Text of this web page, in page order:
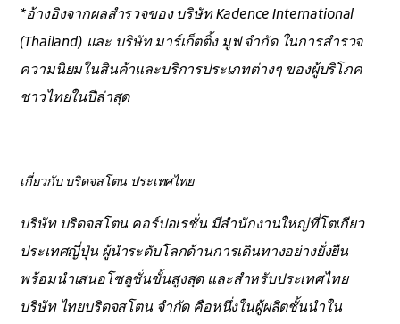
*อ้างอิงจากผลสำรวจของ บริษัท Kadence International
(Thailand) และ บริษัท มาร์เก็ตติ้ง มูฟ จำกัด ในการสำรวจ
ความนิยมในสินค้าและบริการประเภทต่างๆ ของผู้บริโภค
ชาวไทยในปีล่าสุด
เกี่ยวกับ บริดจสโตน ประเทศไทย
บริษัท บริดจสโตน คอร์ปอเรชั่น มีสำนักงานใหญ่ที่โตเกียว
ประเทศญี่ปุ่น ผู้นำระดับโลกด้านการเดินทางอย่างยั่งยืน
พร้อมนำเสนอโซลูชั่นขั้นสูงสุด และสำหรับประเทศไทย
บริษัท ไทยบริดจสโตน จำกัด คือหนึ่งในผู้ผลิตชั้นนำใน